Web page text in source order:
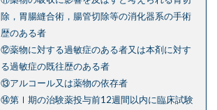
除，胃腸縫合術，腸管切除等の消化器系の手術
歴のある者
⑫薬物に対する過敏症のある者又は本剤に対す
る過敏症の既往歴のある者
⑬アルコール又は薬物の依存者
⑭第Ⅰ期の治験薬投与前12週間以内に臨床試験